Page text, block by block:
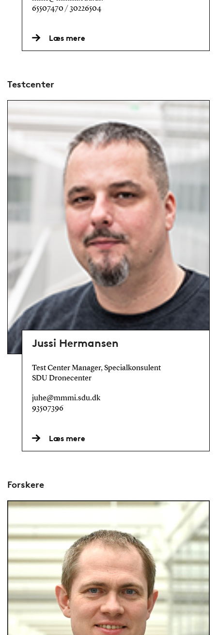
65507470 / 30226504
Læs mere
Testcenter
Jussi Hermansen
Test Center Manager, Specialkonsulent
SDU Dronecenter
juhe@mmmi.sdu.dk
93507396
Læs mere
Forskere